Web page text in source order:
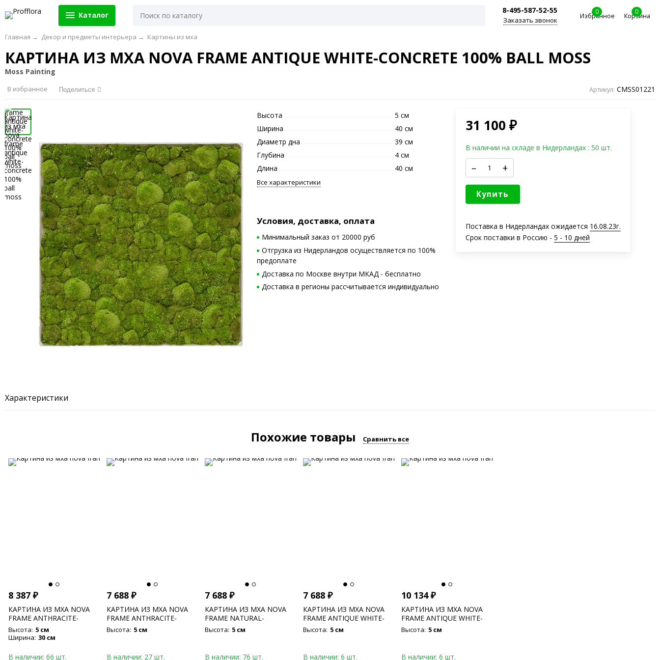
Каталог
8-495-587-52-55
Заказать звонок
0
Избранное
0
Корзина
Главная → Декор и предметы интерьера → Картины из мха
КАРТИНА ИЗ МХА NOVA FRAME ANTIQUE WHITE-CONCRETE 100% BALL MOSS
Moss Painting
В избранное Поделиться Артикул: CMSS01221
Высота
5 см
Ширина
40 см
Диаметр дна
39 см
Глубина
4 см
Длина
40 см
Все характеристики
Условия, доставка, оплата
Минимальный заказ от 20000 руб
Отгрузка из Нидерландов осуществляется по 100%
предоплате
Доставка по Москве внутри МКАД - бесплатно
Доставка в регионы рассчитывается индивидуально
31 100 ₽
В наличии на складе в Нидерландах : 50 шт.
– +
Купить
Поставка в Нидерландах ожидается 16.08.23г.
Срок поставки в Россию - 5 - 10 дней
Характеристики
Похожие товары Сравнить все
8 387 ₽
КАРТИНА ИЗ МХА NOVA
FRAME ANTHRACITE-
CONCRETE 100% FLAT
MOSS
Высота: 5 см
Ширина: 30 см
В наличии: 66 шт.
7 688 ₽
КАРТИНА ИЗ МХА NOVA
FRAME ANTHRACITE-
CONCRETE 100% FLAT
Высота: 5 см
В наличии: 27 шт.
7 688 ₽
КАРТИНА ИЗ МХА NOVA
FRAME NATURAL-
CONCRETE 100% FLAT
Высота: 5 см
В наличии: 76 шт.
7 688 ₽
КАРТИНА ИЗ МХА NOVA
FRAME ANTIQUE WHITE-
CONCRETE 100% FLAT
Высота: 5 см
В наличии: 6 шт.
10 134₽
КАРТИНА ИЗ МХА NOVA
FRAME ANTIQUE WHITE-
CONCRETE 100% REINDEER
Высота: 5 см
В наличии: 6 шт.